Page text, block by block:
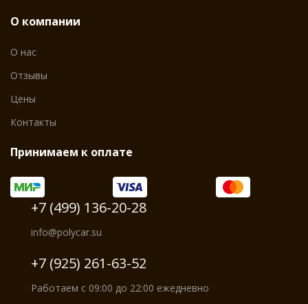
О компании
О нас
Отзывы
Цены
Контакты
Принимаем к оплате
+7 (499) 136-20-28
info@polycar.su
+7 (925) 261-63-52
Работаем с 09:00 до 22:00 ежедневно